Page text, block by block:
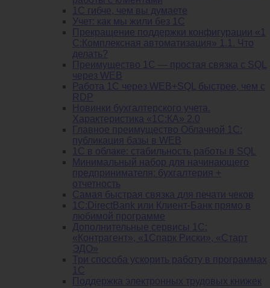
1С гибче, чем вы думаете
Учет: как мы жили без 1С
Прекращение поддержки конфигурации «1
С:Комплексная автоматизация» 1.1. Что
делать?
Преимущество 1С — простая связка с SQL
через WEB
Работа 1С через WEB+SQL быстрее, чем с
RDP
Новинки бухгалтерского учета.
Характеристика «1С:КА» 2.0
Главное преимущество Облачной 1С:
публикация базы в WEB
1С в облаке: стабильность работы в SQL
Минимальный набор для начинающего
предпринимателя: бухгалтерия +
отчетность
Самая быстрая связка для печати чеков
1С:DirectBank или Клиент-Банк прямо в
любимой программе
Дополнительные сервисы 1С:
«Контрагент», «1Спарк Риски», «Старт
ЭДО»
Три способа ускорить работу в программах
1С
Поддержка электронных трудовых книжек